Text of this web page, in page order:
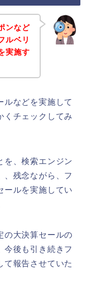
ンなど
ルベリ
実施す
ルなどを実施して
くチェックしてみ
を、検索エンジン
、残念ながら、フ
ールを実施してい
の大決算セールの
今後も引き続きフ
て報告させていた